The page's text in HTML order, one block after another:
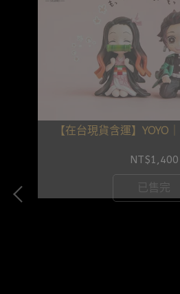
【在台現貨含運】YOYO
NT$1,400
已售完